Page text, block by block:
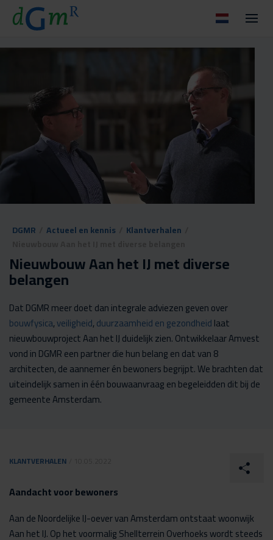
DGMR Actueel en kennis Klantverhalen
Nieuwbouw Aan het IJ met diverse
belangen
Dat DGMR meer doet dan integrale adviezen geven over
bouwfysica,veiligheid,duurzaamheid en gezondheidlaat
nieuwbouwproject Aan het IJ duidelijk zien. Ontwikkelaar Amvest
vond in DGMR een partner die hun belang en dat van 8
architecten, de aannemer én bewoners begrijpt. We brachten dat
uiteindelijk samen in één bouwaanvraag en begeleidden dit bij de
gemeente Amsterdam.
KLANTVERHALEN
Aandacht voor bewoners
Aan de Noordelijke IJ-oever van Amsterdam ontstaat woonwijk
Aan het IJ. Op het voormalig Shellterrein Overhoeks wordt steeds